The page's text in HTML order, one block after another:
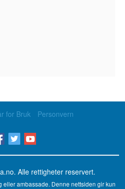
for Bruk Personvern
. Alle rettigheter reservert.
eller ambassade. Denne nettsiden gir kun